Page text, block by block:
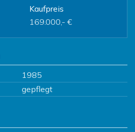
Kaufpreis
169.000,- €
1985
gepflegt